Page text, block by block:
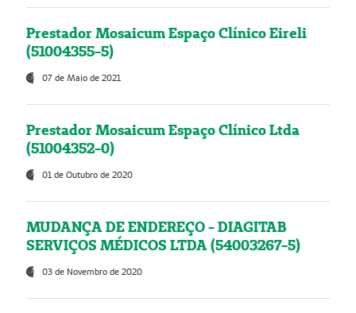
Prestador Mosaicum Espaço Clínico Eireli
(51004355-5)
07 de Maio de 2021
Prestador Mosaicum Espaço Clínico Ltda
(51004352-0)
01 de Outubro de 2020
MUDANÇA DE ENDEREÇO - DIAGITAB
SERVIÇOS MÉDICOS LTDA (54003267-5)
03 de Novembro de 2020